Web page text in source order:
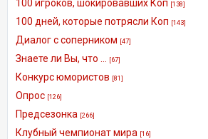
100 игроков, шокировавших Коп [138]
100 дней, которые потрясли Коп [143]
Диалог с соперником [47]
Знаете ли Вы, что ... [67]
Конкурс юмористов [81]
Опрос [126]
Предсезонка [266]
Клубный чемпионат мира [16]